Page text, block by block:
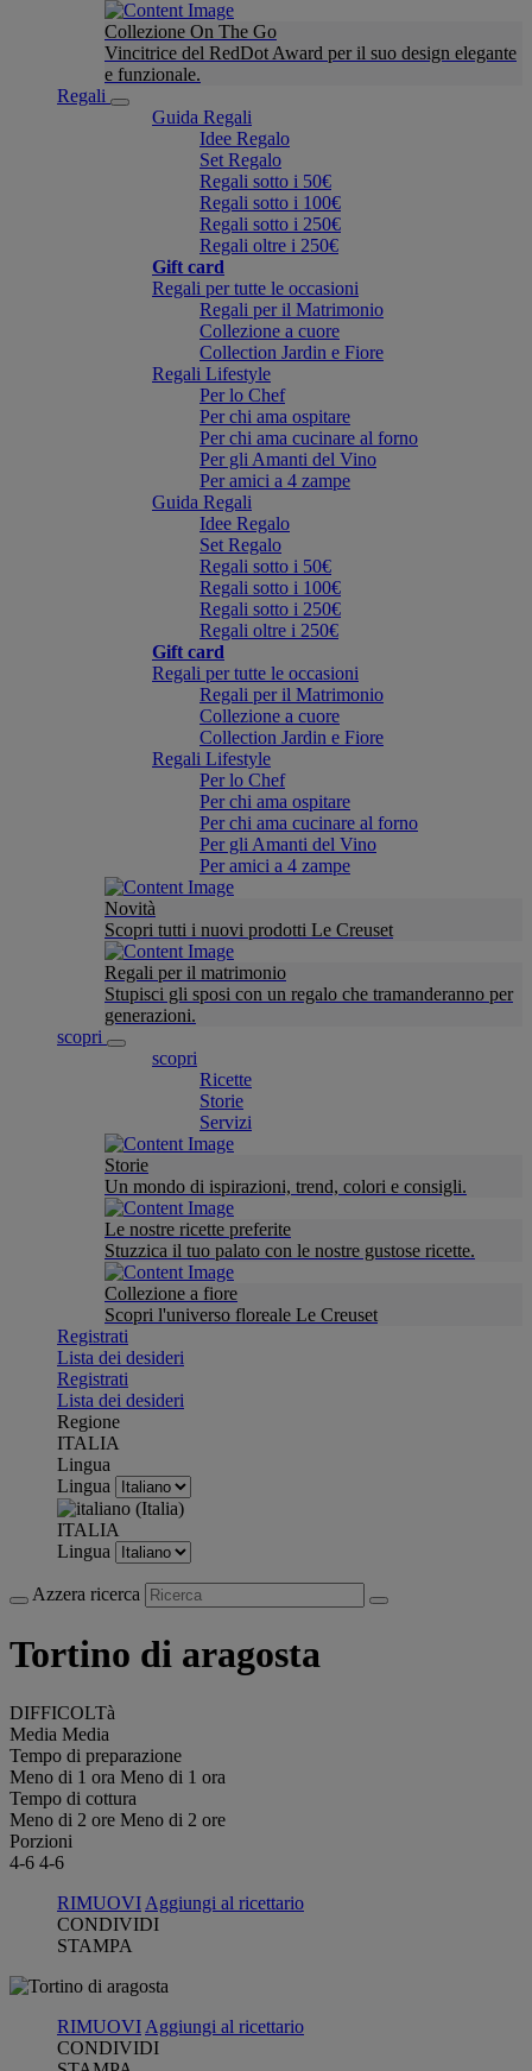
Collezione On The Go
Vincitrice del RedDot Award per il suo design elegante
e funzionale.
Regali
Guida Regali
Idee Regalo
Set Regalo
Regali sotto i 50€
Regali sotto i 100€
Regali sotto i 250€
Regali oltre i 250€
Gift card
Regali per tutte le occasioni
Regali per il Matrimonio
Collezione a cuore
Collection Jardin e Fiore
Regali Lifestyle
Per lo Chef
Per chi ama ospitare
Per chi ama cucinare al forno
Per gli Amanti del Vino
Per amici a 4 zampe
Guida Regali
Idee Regalo
Set Regalo
Regali sotto i 50€
Regali sotto i 100€
Regali sotto i 250€
Regali oltre i 250€
Gift card
Regali per tutte le occasioni
Regali per il Matrimonio
Collezione a cuore
Collection Jardin e Fiore
Regali Lifestyle
Per lo Chef
Per chi ama ospitare
Per chi ama cucinare al forno
Per gli Amanti del Vino
Per amici a 4 zampe
Novità
Scopri tutti i nuovi prodotti Le Creuset
Regali per il matrimonio
Stupisci gli sposi con un regalo che tramanderanno per
generazioni.
scopri
scopri
Ricette
Storie
Servizi
Storie
Un mondo di ispirazioni, trend, colori e consigli.
Le nostre ricette preferite
Stuzzica il tuo palato con le nostre gustose ricette.
Collezione a fiore
Scopri l'universo floreale Le Creuset
Registrati
Lista dei desideri
Registrati
Lista dei desideri
Regione
ITALIA
Lingua
Lingua
ITALIA
Lingua
Azzera ricerca
Tortino di aragosta
DIFFICOLTà
Media Media
Tempo di preparazione
Meno di 1 ora Meno di 1 ora
Tempo di cottura
Meno di 2 ore Meno di 2 ore
Porzioni
4-6 4-6
RIMUOVI Aggiungi al ricettario
CONDIVIDI
STAMPA
RIMUOVI Aggiungi al ricettario
CONDIVIDI